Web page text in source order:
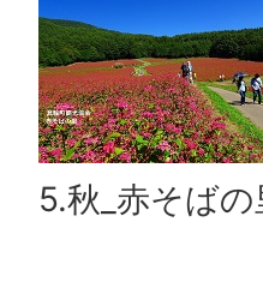
5.秋_赤そばの